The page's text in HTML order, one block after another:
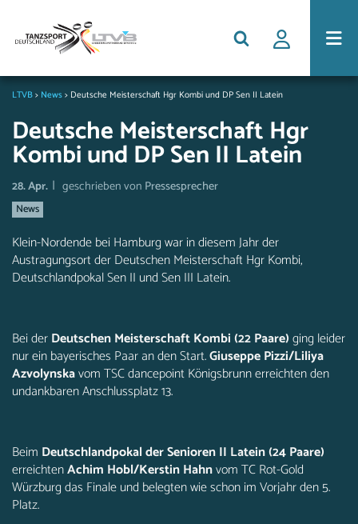
LTVB> News> Deutsche Meisterschaft Hgr Kombi und DP Sen II Latein
Deutsche Meisterschaft Hgr
Kombi und DP Sen II Latein
28. Apr. | geschrieben von Pressesprecher
News
Klein-Nordende bei Hamburg war in diesem Jahr der
Austragungsort der Deutschen Meisterschaft Hgr Kombi,
Deutschlandpokal Sen II und Sen III Latein.
Bei derDeutschen Meisterschaft Kombi (22 Paare)ging leider
nur ein bayerisches Paar an den Start.Giuseppe Pizzi/Liliya
Azvolynskavom TSC dancepoint Königsbrunn erreichten den
undankbaren Anschlussplatz 13.
Beim Deutschlandpokal der Senioren II Latein (24 Paare)
erreichtenAchim Hobl/Kerstin Hahnvom TC Rot-Gold
Würzburg das Finale und belegten wie schon im Vorjahr den 5.
Platz.